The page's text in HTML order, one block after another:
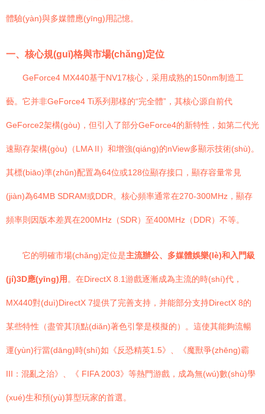
體驗(yàn)與多媒體應(yīng)用記憶。
一、核心規(guī)格與市場(chǎng)定位
GeForce4 MX440基于NV17核心，采用成熟的150nm制造工
藝。它并非GeForce4 Ti系列那樣的“完全體”，其核心源自前代
GeForce2架構(gòu)，但引入了部分GeForce4的新特性，如第二代光
速顯存架構(gòu)（LMA II）和增強(qiáng)的nView多顯示技術(shù)。
其標(biāo)準(zhǔn)配置為64位或128位顯存接口，顯存容量常見
(jiàn)為64MB SDRAM或DDR。核心頻率通常在270-300MHz，顯存
頻率則因版本差異在200MHz（SDR）至400MHz（DDR）不等。
它的明確市場(chǎng)定位是主流辦公、多媒體娛樂(lè)和入門級
(jí)3D應(yīng)用 。在DirectX 8.1游戲逐漸成為主流的時(shí)代，
MX440對(duì)DirectX 7提供了完善支持，并能部分支持DirectX 8的
某些特性（盡管其頂點(diǎn)著色引擎是模擬的）。這使其能夠流暢
運(yùn)行當(dāng)時(shí)如《反恐精英1.5》、《魔獸爭(zhēng)霸
III：混亂之治》、《 FIFA 2003》等熱門游戲，成為無(wú)數(shù)學
(xué)生和預(yù)算型玩家的首選。